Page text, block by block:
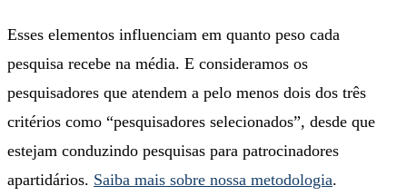
Esses elementos influenciam em quanto peso cada
pesquisa recebe na média. E consideramos os
pesquisadores que atendem a pelo menos dois dos três
critérios como “pesquisadores selecionados”, desde que
estejam conduzindo pesquisas para patrocinadores
apartidários. Saiba mais sobre nossa metodologia.